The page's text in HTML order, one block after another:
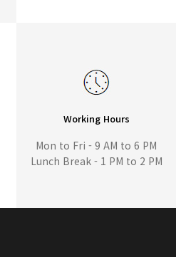
Working Hours
Mon to Fri - 9 AM to 6 PM
Lunch Break - 1 PM to 2 PM